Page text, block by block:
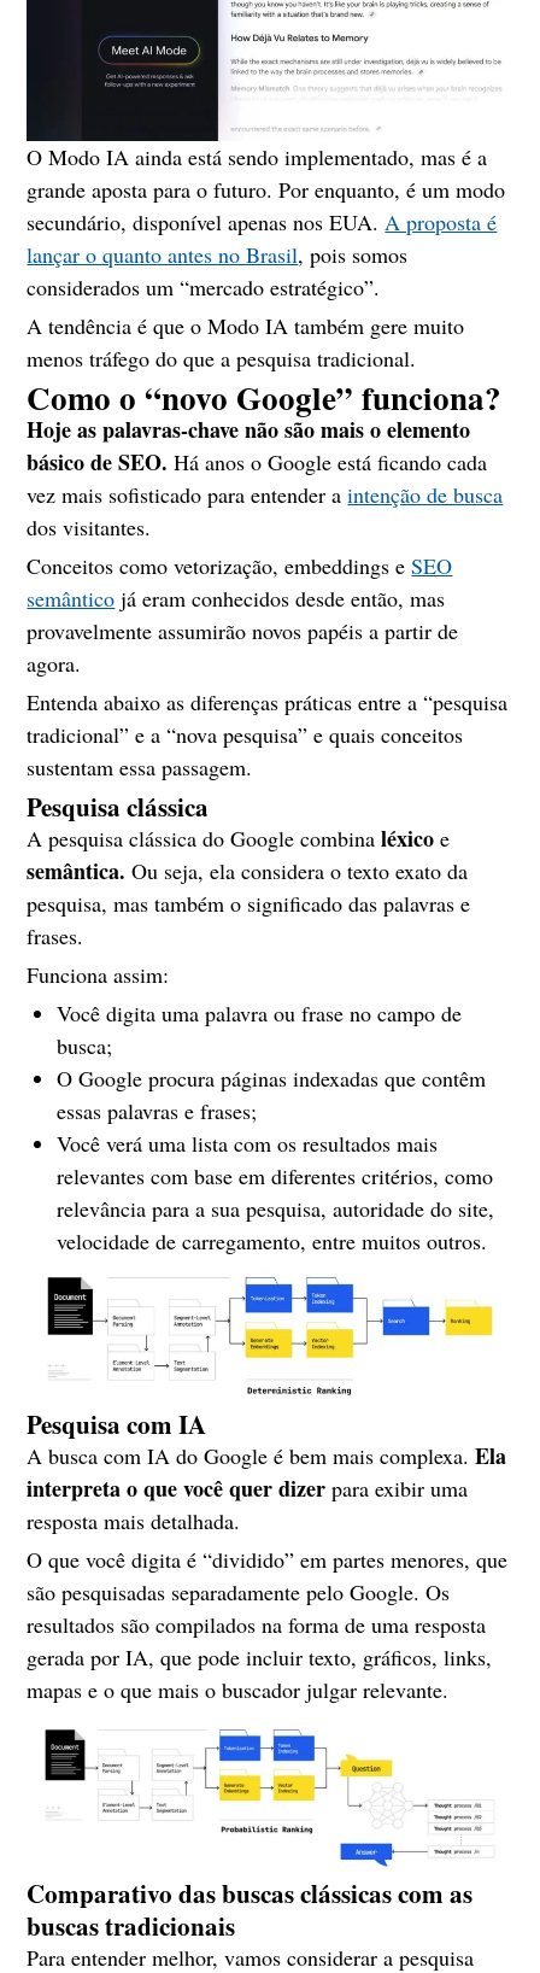
O Modo IA ainda está sendo implementado, mas é a
grande aposta para o futuro. Por enquanto, é um modo
secundário, disponível apenas nos EUA.A proposta é
lançar o quanto antes no Brasil, pois somos
considerados um “mercado estratégico”.
A tendência é que o Modo IA também gere muito
menos tráfego do que a pesquisa tradicional.
Como o “novo Google” funciona?
Hoje as palavras-chave não são mais o elemento
básico de SEO.Há anos o Google está ficando cada
vez mais sofisticado para entender aintenção de busca
dos visitantes.
Conceitos como vetorização, embeddings eSEO
semântico já eram conhecidos desde então, mas
provavelmente assumirão novos papéis a partir de
agora.
Entenda abaixo as diferenças práticas entre a “pesquisa
tradicional” e a “nova pesquisa” e quais conceitos
sustentam essa passagem.
Pesquisa clássica
A pesquisa clássica do Google combinaléxico e
semântica.Ou seja, ela considera o texto exato da
pesquisa, mas também o significado das palavras e
frases.
Funciona assim:
Você digita uma palavra ou frase no campo de
busca;
O Google procura páginas indexadas que contêm
essas palavras e frases;
Você verá uma lista com os resultados mais
relevantes com base em diferentes critérios, como
relevância para a sua pesquisa, autoridade do site,
velocidade de carregamento, entre muitos outros.
Pesquisa com IA
A busca com IA do Google é bem mais complexa.Ela
interpreta o que você quer dizer para exibir uma
resposta mais detalhada.
O que você digita é “dividido” em partes menores, que
são pesquisadas separadamente pelo Google. Os
resultados são compilados na forma de uma resposta
gerada por IA, que pode incluir texto, gráficos, links,
mapas e o que mais o buscador julgar relevante.
Comparativo das buscas clássicas com as
buscas tradicionais
Para entender melhor, vamos considerar a pesquisa